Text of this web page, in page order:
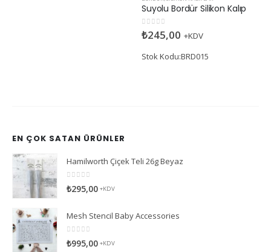
EN ÇOK SATAN ÜRÜNLER
Hamilworth Çiçek Teli 26g Beyaz
0
₺295,00 +KDV
Mesh Stencil Baby Accessories
0
₺995,00 +KDV